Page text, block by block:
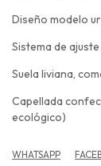
Diseño modelo
Sistema de
Suela liviana,
Capellada
ecológico)
WHATSAPP